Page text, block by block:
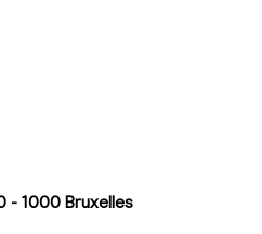
- 1000 Bruxelles